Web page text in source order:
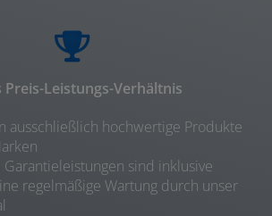
Preis-Leistungs-Verhältnis
ausschließlich hochwertige Produkte
Garantieleistungen sind inklusive
regelmäßige Wartung durch unser